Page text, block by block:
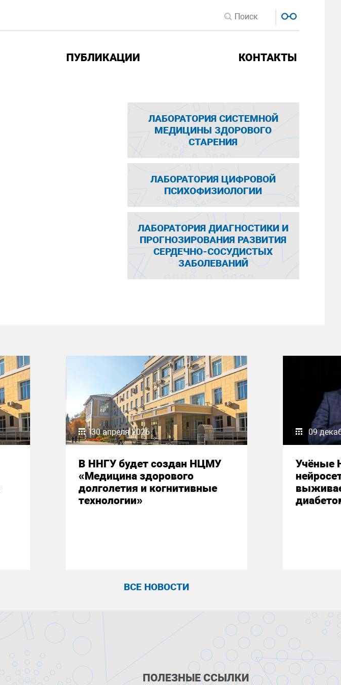
ПУБЛИКАЦИИ КОНТАКТЫ
ЛАБОРАТОРИЯ СИСТЕМНОЙ
МЕДИЦИНЫ ЗДОРОВОГО
СТАРЕНИЯ
ЛАБОРАТОРИЯ ЦИФРОВОЙ
ПСИХОФИЗИОЛОГИИ
ЛАБОРАТОРИЯ ДИАГНОСТИКИ И
ПРОГНОЗИРОВАНИЯ РАЗВИТИЯ
СЕРДЕЧНО-СОСУДИСТЫХ
ЗАБОЛЕВАНИЙ
30 апреля 2026
В ННГУ будет создан НЦМУ
«Медицина здорового
долголетия и когнитивные
технологии»
09
Учёные
ВСЕ НОВОСТИ
ПОЛЕЗНЫЕ ССЫЛКИ